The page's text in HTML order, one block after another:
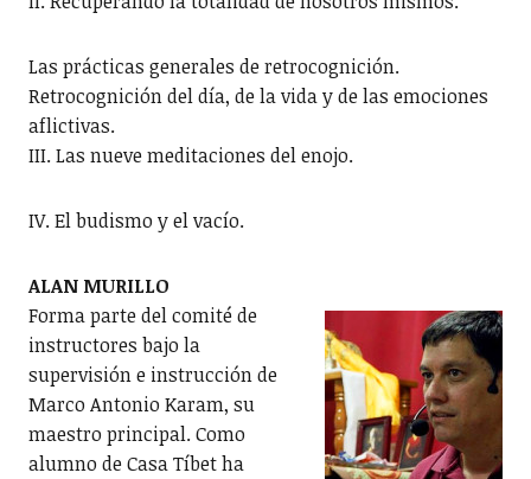
Las prácticas generales de retrocognición.
Retrocognición del día, de la vida y de las emociones
aflictivas.
III. Las nueve meditaciones del enojo.
IV. El budismo y el vacío.
ALAN MURILLO
Forma parte del comité de
instructores bajo la
supervisión e instrucción de
Marco Antonio Karam, su
maestro principal. Como
alumno de Casa Tíbet ha